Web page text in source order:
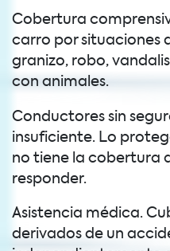
Cobertura
carro por situaciones
granizo, robo,
con animales.
Conductores sin
insuficiente. Lo
no tiene la cobertura
responder.
Asistencia médica.
derivados de un